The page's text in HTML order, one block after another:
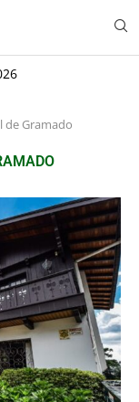
de Gramado